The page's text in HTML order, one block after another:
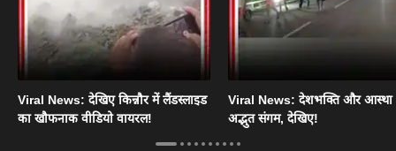
Viral News: देखिए किन्नौर में लैंडस्लाइड
का खौफनाक वीडियो वायरल!
Viral News: देशभक्ति और आस्था
अद्भुत संगम, देखिए!